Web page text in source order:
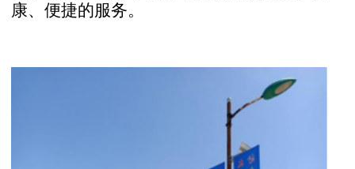
康、便捷的服务。